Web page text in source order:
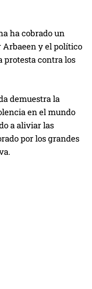
ha cobrado un
Arbaeen y el político
protesta contra los
demuestra la
en el mundo
a aliviar las
por los grandes